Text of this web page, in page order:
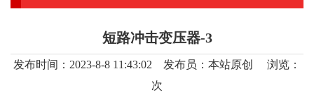
业财融合赋能数字化转型 | 湖南电科
院
湖南电科院检测集团有限公司公开招
短路冲击变压器-3
发布时间：2023-8-8 11:43:02 发布员：本站原创 浏览：
次